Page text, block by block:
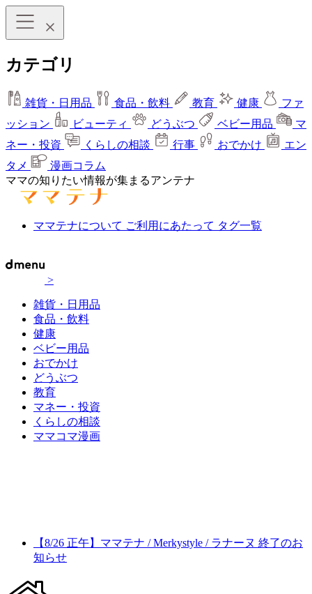
カテゴリ
雑貨・日用品 食品・飲料 教育 健康
ファ
ッション
ビューティ どうぶつ ベビー用品
マ
ネー・投資
くらしの相談 行事 おでかけ
エン
タメ
漫画コラム
ママの知りたい情報が集まるアンテナ
ママテナについて ご利用にあたって タグ一覧
>
雑貨・日用品
食品・飲料
健康
ベビー用品
おでかけ
どうぶつ
教育
マネー・投資
くらしの相談
ママコマ漫画
【8/26 正午】ママテナ / Merkystyle / ラナーヌ 終了のお
知らせ